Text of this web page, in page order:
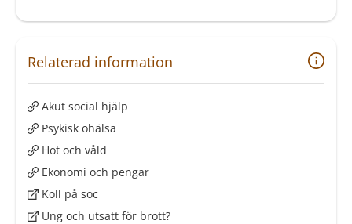
Relaterad information
Akut social hjälp
Psykisk ohälsa
Hot och våld
Ekonomi och pengar
Koll på soc
Ung och utsatt för brott?